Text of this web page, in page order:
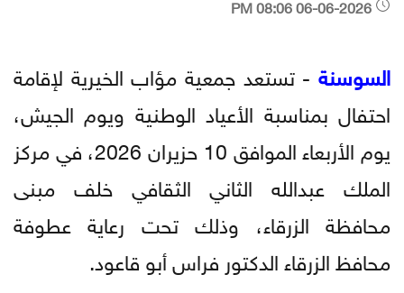
السوسنة - تستعد جمعية مؤاب الخيرية لإقامة
احتفال بمناسبة الأعياد الوطنية ويوم الجيش،
يوم الأربعاء الموافق 10 حزيران 2026، في مركز
الملك عبدالله الثاني الثقافي خلف مبنى
محافظة الزرقاء، وذلك تحت رعاية عطوفة
محافظ الزرقاء الدكتور فراس أبو قاعود.